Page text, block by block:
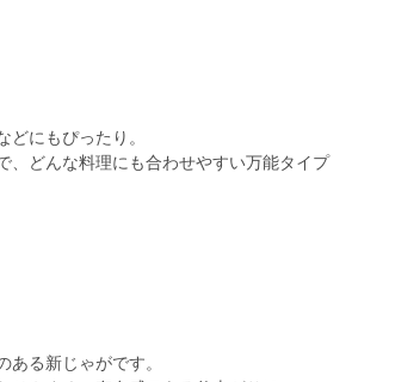
にもぴったり。
、どんな料理にも合わせやすい万能タイプ
る新じゃがです。